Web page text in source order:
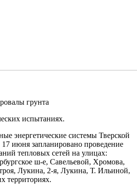
испытаниях.
энергетические системы Тверской
17 июня запланировано проведение
тепловых сетей на улицах:
ш-е, Савельевой, Хромова,
Лукина, 2-я, Лукина, Т. Ильиной,
территориях.